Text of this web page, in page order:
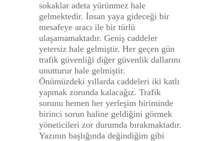
sokaklar adeta yürünmez hale
gelmektedir. İnsan yaya gideceği bir
mesafeye aracı ile bir türlü
ulaşamamaktadır. Geniş caddeler
yetersiz hale gelmiştir. Her geçen gün
trafik güvenliği diğer güvenlik dallarını
unutturur hale gelmiştir.
Önümüzdeki yıllarda caddeleri iki katlı
yapmak zorunda kalacağız. Trafik
sorunu hemen her yerleşim biriminde
birinci sorun haline geldiğini görmek
yöneticileri zor durumda bırakmaktadır.
Yazının başlığında değindiğim gibi